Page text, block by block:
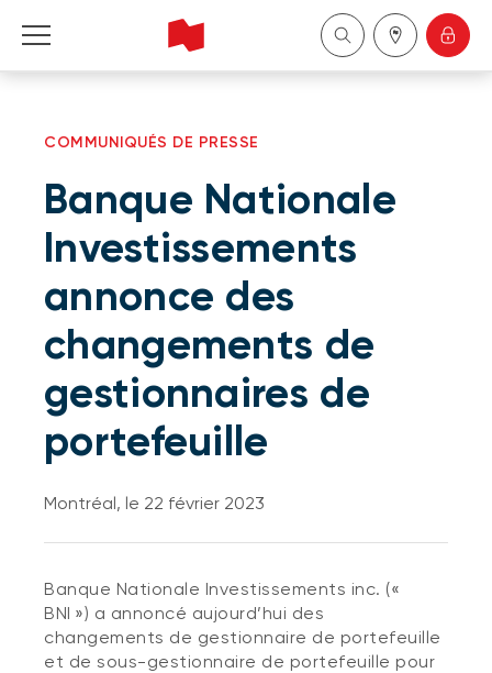
Gestion de patrimoine
À propos de nous
Devenir client
English
COMMUNIQUÉS DE PRESSE
Banque Nationale
Investissements
annonce des
changements de
gestionnaires de
portefeuille
Montréal, le 22 février 2023
Banque Nationale Investissements inc. («
BNI ») a annoncé aujourd’hui des
changements de gestionnaire de portefeuille
et de sous-gestionnaire de portefeuille pour